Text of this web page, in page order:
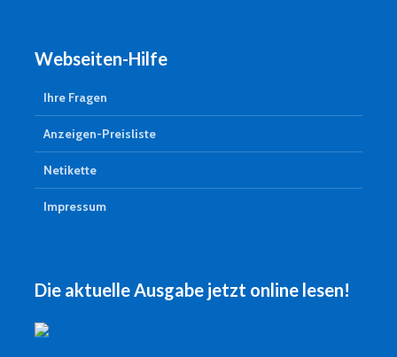
Webseiten-Hilfe
Ihre Fragen
Anzeigen-Preisliste
Netikette
Impressum
Die aktuelle Ausgabe jetzt online lesen!